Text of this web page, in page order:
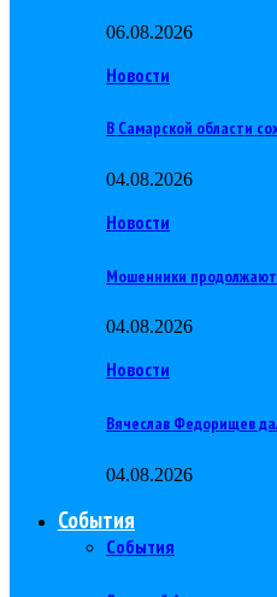
06.08.2026
Новости
В Самарской области
04.08.2026
Новости
Мошенники
04.08.2026
Новости
Вячеслав Федорищев
04.08.2026
События
События